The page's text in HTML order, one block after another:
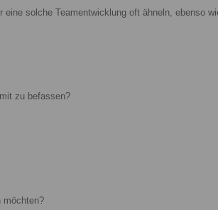
solche Teamentwicklung oft ähneln, ebenso
zu befassen?
möchten?